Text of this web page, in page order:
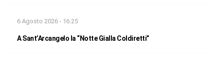
6 Agosto 2026 - 16:25
A Sant’Arcangelo la “Notte Gialla Coldiretti”